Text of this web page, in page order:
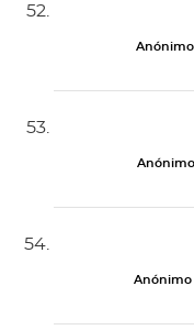
Anónimo
Anónimo
Anónimo